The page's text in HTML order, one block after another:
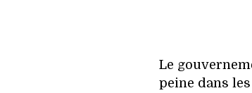
Le
peine dans